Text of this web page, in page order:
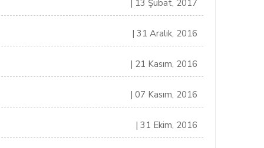
| 13 Şubat, 2017
| 31 Aralık, 2016
| 21 Kasım, 2016
| 07 Kasım, 2016
| 31 Ekim, 2016